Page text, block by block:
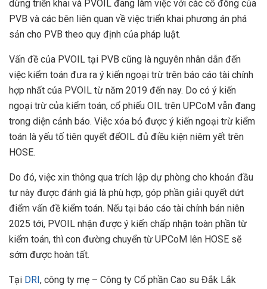
dừng triển khai và PVOIL đang làm việc với các cổ đông của
PVB và các bên liên quan về việc triển khai phương án phá
sản cho PVB theo quy định của pháp luật.
Vấn đề của PVOIL tại PVB cũng là nguyên nhân dẫn đến
việc kiểm toán đưa ra ý kiến ngoại trừ trên báo cáo tài chính
hợp nhất của PVOIL từ năm 2019 đến nay. Do có ý kiến
ngoại trừ của kiểm toán, cổ phiếu OIL trên UPCoM vẫn đang
trong diện cảnh báo. Việc xóa bỏ được ý kiến ngoại trừ kiểm
toán là yếu tố tiên quyết đểOIL đủ điều kiện niêm yết trên
HOSE.
Do đó, việc xin thông qua trích lập dự phòng cho khoản đầu
tư này được đánh giá là phù hợp, góp phần giải quyết dứt
điểm vấn đề kiểm toán. Nếu tại báo cáo tài chính bán niên
2025 tới, PVOIL nhận được ý kiến chấp nhận toàn phần từ
kiểm toán, thì con đường chuyển từ UPCoM lên HOSE sẽ
sớm được hoàn tất.
Tại DRI , công ty mẹ – Công ty Cổ phần Cao su Đắk Lắk